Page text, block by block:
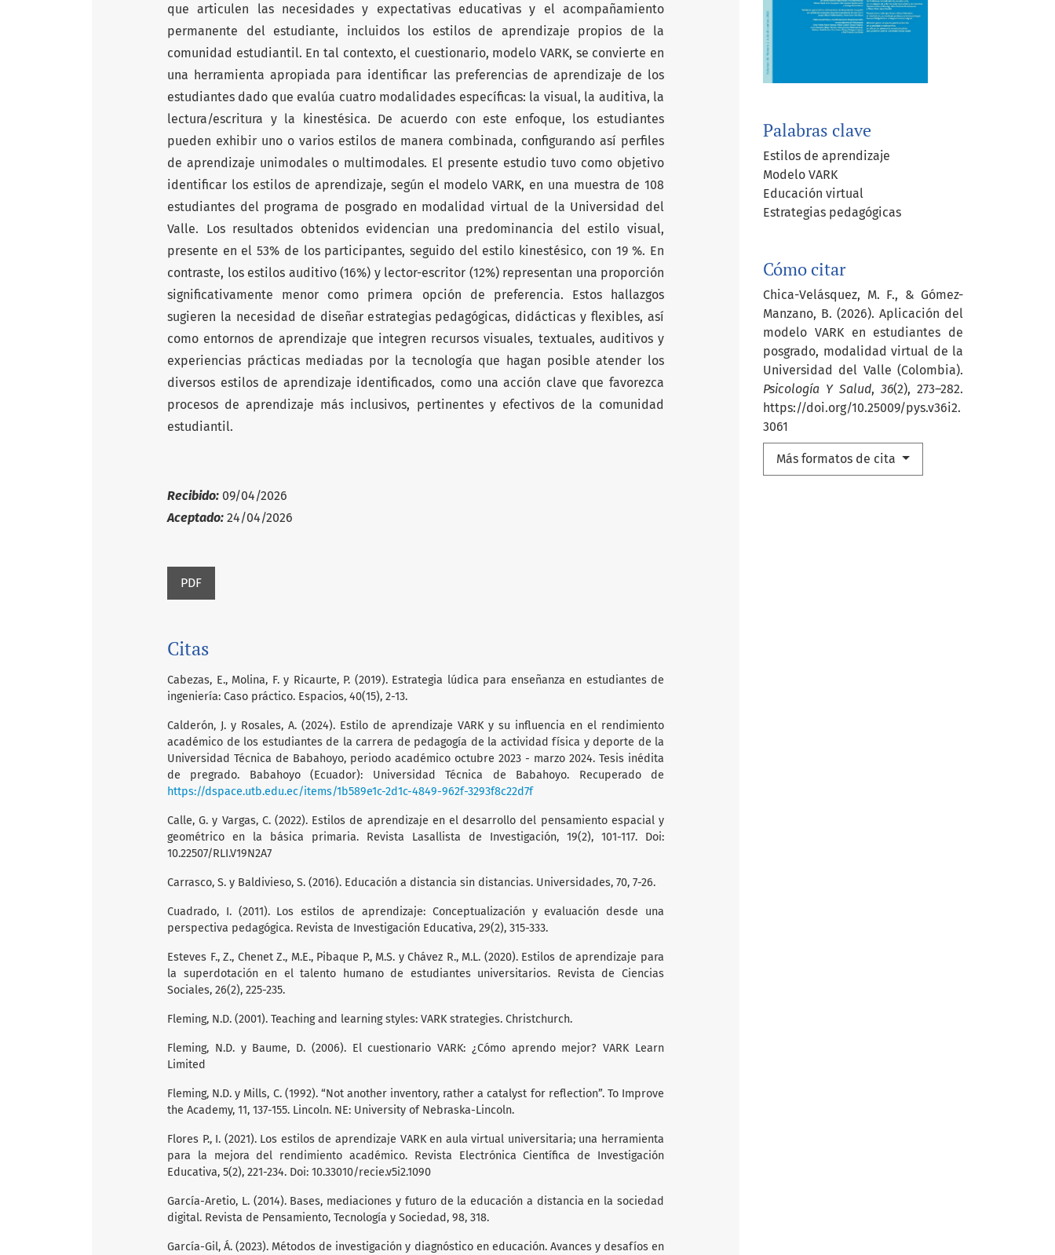
Palabras clave
Estilos de aprendizaje
Modelo VARK
Educación virtual
Estrategias pedagógicas
Cómo citar
Chica-Velásquez, M. F., & Gómez-
Manzano, B. (2026). Aplicación del
modelo VARK en estudiantes de
posgrado, modalidad virtual de la
Universidad del Valle (Colombia).
Psicología Y Salud, 36(2), 273–282.
https://doi.org/10.25009/pys.v36i2.
3061
Más formatos de cita
que articulen las necesidades y expectativas educativas y el acompañamiento
permanente del estudiante, incluidos los estilos de aprendizaje propios de la
comunidad estudiantil. En tal contexto, el cuestionario, modelo VARK, se convierte en
una herramienta apropiada para identificar las preferencias de aprendizaje de los
estudiantes dado que evalúa cuatro modalidades específicas: la visual, la auditiva, la
lectura/escritura y la kinestésica. De acuerdo con este enfoque, los estudiantes
pueden exhibir uno o varios estilos de manera combinada, configurando así perfiles
de aprendizaje unimodales o multimodales. El presente estudio tuvo como objetivo
identificar los estilos de aprendizaje, según el modelo VARK, en una muestra de 108
estudiantes del programa de posgrado en modalidad virtual de la Universidad del
Valle. Los resultados obtenidos evidencian una predominancia del estilo visual,
presente en el 53% de los participantes, seguido del estilo kinestésico, con 19 %. En
contraste, los estilos auditivo (16%) y lector-escritor (12%) representan una proporción
significativamente menor como primera opción de preferencia. Estos hallazgos
sugieren la necesidad de diseñar estrategias pedagógicas, didácticas y flexibles, así
como entornos de aprendizaje que integren recursos visuales, textuales, auditivos y
experiencias prácticas mediadas por la tecnología que hagan posible atender los
diversos estilos de aprendizaje identificados, como una acción clave que favorezca
procesos de aprendizaje más inclusivos, pertinentes y efectivos de la comunidad
estudiantil.
Recibido: 09/04/2026
Aceptado: 24/04/2026
PDF
Citas
Cabezas, E., Molina, F. y Ricaurte, P. (2019). Estrategia lúdica para enseñanza en estudiantes de
ingeniería: Caso práctico. Espacios, 40(15), 2-13.
Calderón, J. y Rosales, A. (2024). Estilo de aprendizaje VARK y su influencia en el rendimiento
académico de los estudiantes de la carrera de pedagogía de la actividad física y deporte de la
Universidad Técnica de Babahoyo, periodo académico octubre 2023 - marzo 2024. Tesis inédita
de pregrado. Babahoyo (Ecuador): Universidad Técnica de Babahoyo. Recuperado de
https://dspace.utb.edu.ec/items/1b589e1c-2d1c-4849-962f-3293f8c22d7f
Calle, G. y Vargas, C. (2022). Estilos de aprendizaje en el desarrollo del pensamiento espacial y
geométrico en la básica primaria. Revista Lasallista de Investigación, 19(2), 101-117. Doi:
10.22507/RLI.V19N2A7
Carrasco, S. y Baldivieso, S. (2016). Educación a distancia sin distancias. Universidades, 70, 7-26.
Cuadrado, I. (2011). Los estilos de aprendizaje: Conceptualización y evaluación desde una
perspectiva pedagógica. Revista de Investigación Educativa, 29(2), 315-333.
Esteves F., Z., Chenet Z., M.E., Pibaque P., M.S. y Chávez R., M.L. (2020). Estilos de aprendizaje para
la superdotación en el talento humano de estudiantes universitarios. Revista de Ciencias
Sociales, 26(2), 225-235.
Fleming, N.D. (2001). Teaching and learning styles: VARK strategies. Christchurch.
Fleming, N.D. y Baume, D. (2006). El cuestionario VARK: ¿Cómo aprendo mejor? VARK Learn
Limited
Fleming, N.D. y Mills, C. (1992). “Not another inventory, rather a catalyst for reflection”. To Improve
the Academy, 11, 137-155. Lincoln. NE: University of Nebraska-Lincoln.
Flores P., I. (2021). Los estilos de aprendizaje VARK en aula virtual universitaria; una herramienta
para la mejora del rendimiento académico. Revista Electrónica Científica de Investigación
Educativa, 5(2), 221-234. Doi: 10.33010/recie.v5i2.1090
García-Aretio, L. (2014). Bases, mediaciones y futuro de la educación a distancia en la sociedad
digital. Revista de Pensamiento, Tecnología y Sociedad, 98, 318.
García-Gil, Á. (2023). Métodos de investigación y diagnóstico en educación. Avances y desafíos en